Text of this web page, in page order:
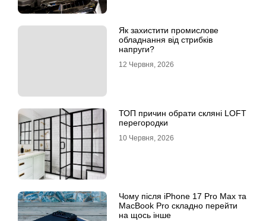
Як захистити промислове
обладнання від стрибків
напруги?
12 Червня, 2026
ТОП причин обрати скляні LOFT
перегородки
10 Червня, 2026
Чому після iPhone 17 Pro Max та
MacBook Pro складно перейти
на щось інше